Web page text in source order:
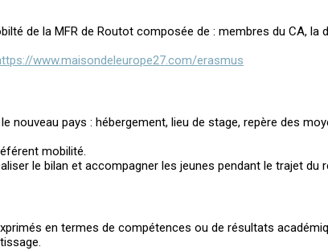
de la MFR de Routot composée de : membres du CA, la
www.maisondeleurope27.com/erasmus
nouveau pays : hébergement, lieu de stage, repère des
mobilité.
le bilan et accompagner les jeunes pendant le trajet du
en termes de compétences ou de résultats